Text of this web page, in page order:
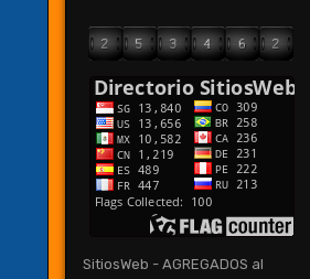
SitiosWeb - AGREGADOS al